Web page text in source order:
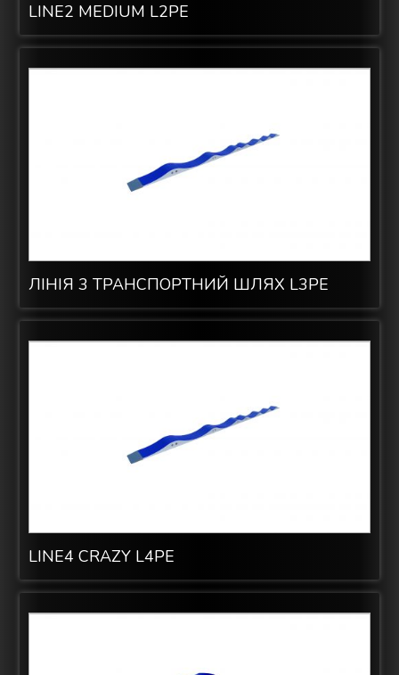
LINE2 MEDIUM L2PE
ЛІНІЯ 3 ТРАНСПОРТНИЙ ШЛЯХ L3PE
LINE4 CRAZY L4PE